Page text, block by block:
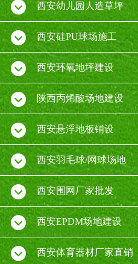
西安幼儿园人造草坪
西安硅PU球场施工
西安环氧地坪建设
陕西丙烯酸场地建设
西安悬浮地板铺设
西安羽毛球/网球场地
西安围网厂家批发
西安EPDM场地建设
西安体育器材厂家直销